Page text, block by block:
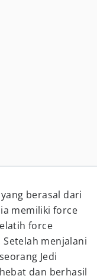
berasal dari
memiliki force
force
menjalani
Jedi
dan berhasil